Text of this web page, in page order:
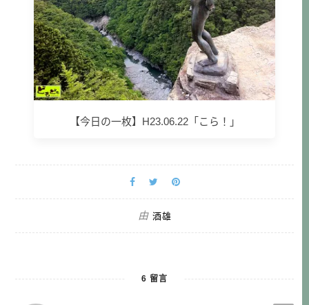
【今日の一枚】H23.06.22「こら！」
由 酒雄
6 留言